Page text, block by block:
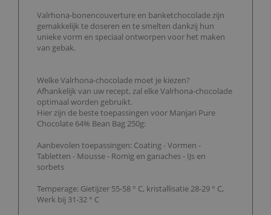
Valrhona-bonencouverture en banketchocolade zijn
gemakkelijk te doseren en te smelten dankzij hun
unieke vorm en speciaal ontworpen voor het maken
van gebak.
Welke Valrhona-chocolade moet je kiezen?
Afhankelijk van uw recept, zal elke Valrhona-chocolade
optimaal worden gebruikt.
Hier zijn de beste toepassingen voor Manjari Pure
Chocolate 64% Bean Bag 250g:
Aanbevolen toepassingen: Coating - Vormen -
Tabletten - Mousse - Romig en ganaches - IJs en
sorbets
Temperage: Gietijzer 55-58 ° C, kristallisatie 28-29 ° C,
Werk bij 31-32 ° C